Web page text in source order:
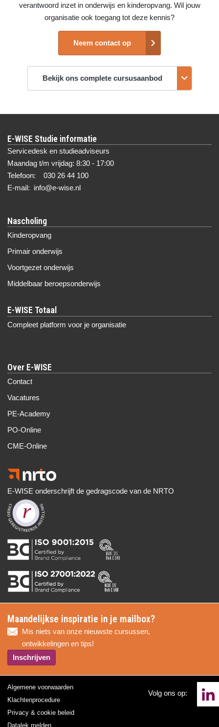
verantwoord inzet in onderwijs en kinderopvang. Wil jouw
organisatie ook toegang tot deze kennis?
Neem contact op
Bekijk ons complete cursusaanbod
E-WISE Studie informatie
Servicedesk en studieadviseurs
Maandag t/m vrijdag: 8:30 - 17:00
Telefoon: 030 26 44 100
E-mail: info@e-wise.nl
Nascholing
Kinderopvang
Primair onderwijs
Voortgezet onderwijs
Middelbaar beroepsonderwijs
Compleet platform voor je organisatie
Over E-WISE
Contact
Vacatures
PE-Academy
PO-Online
CME-Online
E-WISE onderschrijft de gedragscode van de NRTO
Maandelijkse inspiratie in je mailbox?
Mis niets van onze nieuwste cursussen,
ontwikkelingen en tips!
Inschrijven
Algemene voorwaarden
Klachtenprocedure
Privacy & cookie beleid
Datalek melden
Volg ons op: